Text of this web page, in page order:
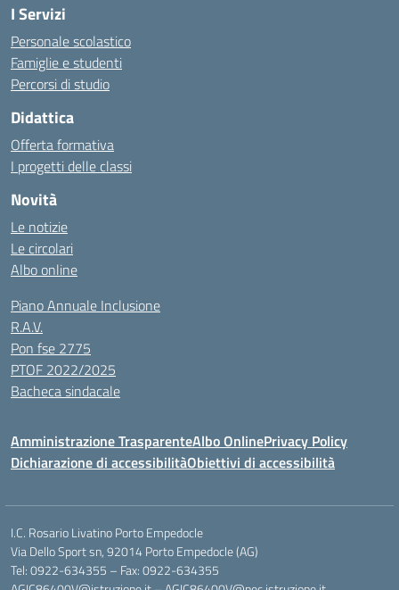
I Servizi
Personale scolastico
Famiglie e studenti
Percorsi di studio
Didattica
Offerta formativa
I progetti delle classi
Novità
Le notizie
Le circolari
Albo online
Piano Annuale Inclusione
R.A.V.
Pon fse 2775
PTOF 2022/2025
Bacheca sindacale
Amministrazione TrasparenteAlbo OnlinePrivacy Policy
Dichiarazione di accessibilitàObiettivi di accessibilità
I.C. Rosario Livatino Porto Empedocle
Via Dello Sport sn, 92014 Porto Empedocle (AG)
Tel: 0922-634355 – Fax: 0922-634355